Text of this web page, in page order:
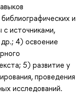
и
с источниками,
4) освоение
5) развитие у
проведения
исследований.